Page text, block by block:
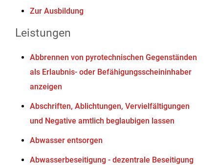
Zur Ausbildung
Leistungen
Abbrennen von pyrotechnischen Gegenständen
als Erlaubnis- oder Befähigungsscheininhaber
anzeigen
Abschriften, Ablichtungen, Vervielfältigungen
und Negative amtlich beglaubigen lassen
Abwasser entsorgen
Abwasserbeseitigung - dezentrale Beseitigung